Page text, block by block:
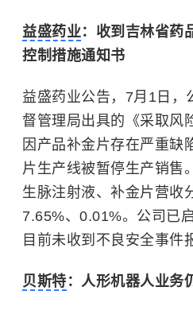
益盛药业：收到吉林省药
控制措施通知书
益盛药业公告，7月1日，
督管理局出具的《采取风
因产品补金片存在严重缺
片生产线被暂停生产销售
生脉注射液、补金片营收
7.65%、0.01%。公司已
目前未收到不良安全事件
贝斯特 ：人形机器人业务